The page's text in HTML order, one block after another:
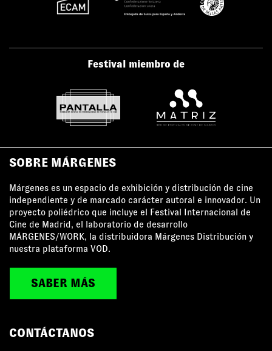
Festival miembro de
SOBRE MÁRGENES
Márgenes es un espacio de exhibición y distribución de cine
independiente y de marcado carácter autoral e innovador. Un
proyecto poliédrico que incluye el Festival Internacional de
Cine de Madrid, el laboratorio de desarrollo
MÁRGENES/WORK, la distribuidora Márgenes Distribución y
nuestra plataforma VOD.
SABER MÁS
CONTÁCTANOS